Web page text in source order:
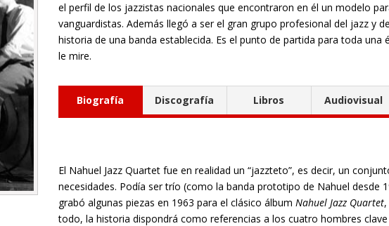
el perfil de los jazzistas nacionales que encontraron en él un modelo
vanguardistas. Además llegó a ser el gran grupo profesional del jazz y
historia de una banda establecida. Es el punto de partida para toda una
le mire.
Biografía Discografía Libros Audiovisual
El Nahuel Jazz Quartet fue en realidad un “jazzteto”, es decir, un
necesidades. Podía ser trío (como la banda prototipo de Nahuel desde
grabó algunas piezas en 1963 para el clásico álbum Nahuel Jazz Quartet
todo, la historia dispondrá como referencias a los cuatro hombres